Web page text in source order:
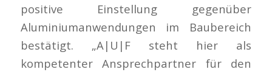
positive Einstellung gegenüber
Aluminiumanwendungen im Baubereich
bestätigt. „A|U|F steht hier als
kompetenter Ansprechpartner für den